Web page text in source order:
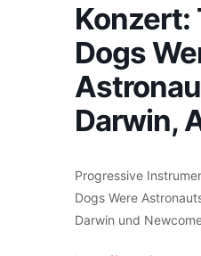
Konzert:
Dogs
Darwin,
Progressive
Dogs Were
Darwin und